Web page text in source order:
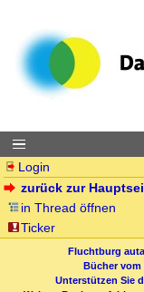
Login
zurück zur
in Thread öffnen
Ticker
Fluchtburg
Bücher
Unterstützen Sie